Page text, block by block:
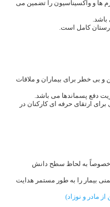
ها و واکسیناسیون را تضمین می
کامل است.
و بی خطر برای بیماران و ملاقات
دفع پسماندها می باشد.
ارتقای حرفه ای کارکنان در
خصوصاً به لحاظ سطح دانش
بیمار را به طور مستمر هدایت
مادر و نوزاد)